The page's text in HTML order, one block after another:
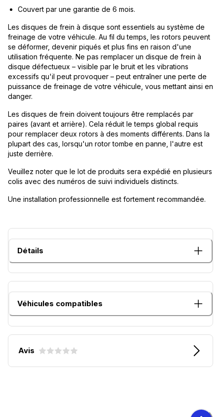
Couvert par une garantie de 6 mois.
Les disques de frein à disque sont essentiels au système de
freinage de votre véhicule. Au fil du temps, les rotors peuvent
se déformer, devenir piqués et plus fins en raison d'une
utilisation fréquente. Ne pas remplacer un disque de frein à
disque défectueux – visible par le bruit et les vibrations
excessifs qu'il peut provoquer – peut entraîner une perte de
puissance de freinage de votre véhicule, vous mettant ainsi en
danger.
Les disques de frein doivent toujours être remplacés par
paires (avant et arrière). Cela réduit le temps global requis
pour remplacer deux rotors à des moments différents. Dans la
plupart des cas, lorsqu'un rotor tombe en panne, l'autre est
juste derrière.
Veuillez noter que le lot de produits sera expédié en plusieurs
colis avec des numéros de suivi individuels distincts.
Une installation professionnelle est fortement recommandée.
Détails
Véhicules compatibles
Avis